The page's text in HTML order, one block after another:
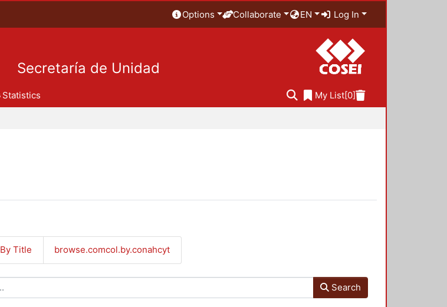
Options Collaborate EN Log In
Secretaría de Unidad
Statistics My List[0]
By Title browse.comcol.by.conahcyt
Search